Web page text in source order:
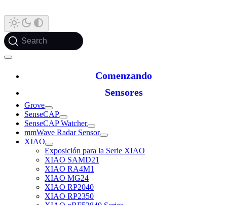
Search
Comenzando
Sensores
Grove
SenseCAP
SenseCAP Watcher
mmWave Radar Sensor
XIAO
Exposición para la Serie XIAO
XIAO SAMD21
XIAO RA4M1
XIAO MG24
XIAO RP2040
XIAO RP2350